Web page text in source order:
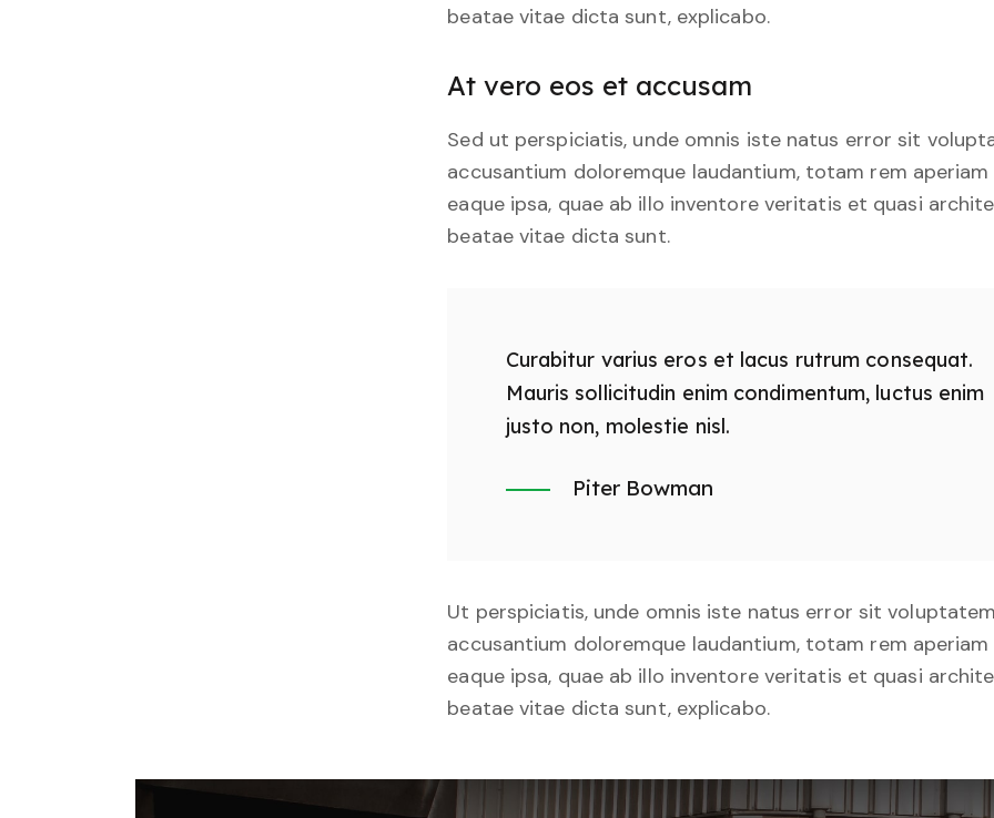
beatae vitae dicta sunt, explicabo.
At vero eos et accusam
Sed ut perspiciatis, unde omnis iste natus error sit
accusantium doloremque laudantium, totam rem aperiam
eaque ipsa, quae ab illo inventore veritatis et quasi
beatae vitae dicta sunt.
Curabitur varius eros et lacus rutrum consequat.
Mauris sollicitudin enim condimentum, luctus enim
justo non, molestie nisl.
Piter Bowman
Ut perspiciatis, unde omnis iste natus error sit voluptatem
accusantium doloremque laudantium, totam rem aperiam
eaque ipsa, quae ab illo inventore veritatis et quasi
beatae vitae dicta sunt, explicabo.